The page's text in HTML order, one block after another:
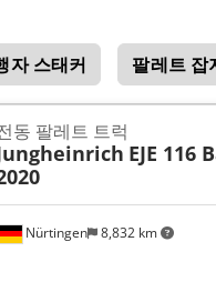
자 스태커 팔레트 잡
Nürtingen 8,832 km
동 팔레트 트럭
EJE 116